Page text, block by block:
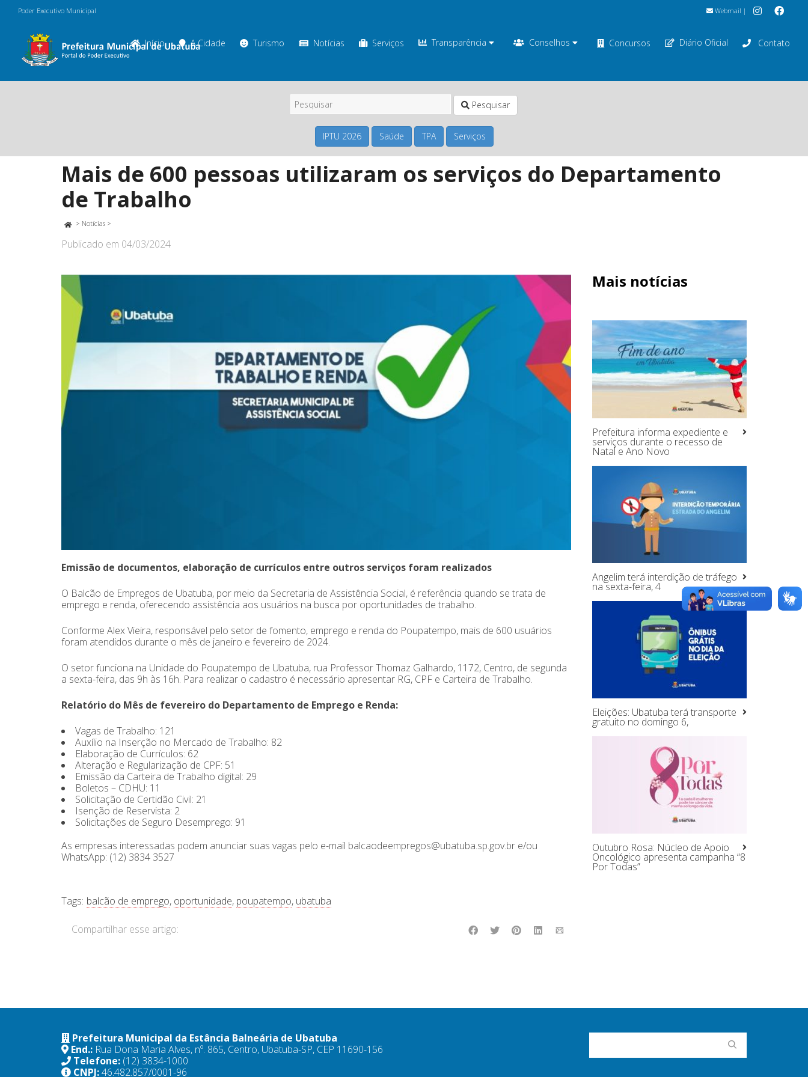
Poder Executivo Municipal Webmail |
Início A Cidade Turismo Notícias Serviços Transparência Conselhos Concursos Diário Oficial Contato
Pesquisar
IPTU 2026 Saúde TPA Serviços
Mais de 600 pessoas utilizaram os serviços do Departamento
de Trabalho
> Notícias >
Publicado em 04/03/2024
Emissão de documentos, elaboração de currículos entre outros serviços foram realizados
O Balcão de Empregos de Ubatuba, por meio da Secretaria de Assistência Social, é referência quando se trata de
emprego e renda, oferecendo assistência aos usuários na busca por oportunidades de trabalho.
Conforme Alex Vieira, responsável pelo setor de fomento, emprego e renda do Poupatempo, mais de 600 usuários
foram atendidos durante o mês de janeiro e fevereiro de 2024.
O setor funciona na Unidade do Poupatempo de Ubatuba, rua Professor Thomaz Galhardo, 1172, Centro, de segunda
a sexta-feira, das 9h às 16h. Para realizar o cadastro é necessário apresentar RG, CPF e Carteira de Trabalho.
Relatório do Mês de fevereiro do Departamento de Emprego e Renda:
Vagas de Trabalho: 121
Auxílio na Inserção no Mercado de Trabalho: 82
Elaboração de Currículos: 62
Alteração e Regularização de CPF: 51
Emissão da Carteira de Trabalho digital: 29
Boletos – CDHU: 11
Solicitação de Certidão Civil: 21
Isenção de Reservista: 2
Solicitações de Seguro Desemprego: 91
As empresas interessadas podem anunciar suas vagas pelo e-mail balcaodeempregos@ubatuba.sp.gov.br e/ou
WhatsApp: (12) 3834 3527
Tags: balcão de emprego, oportunidade, poupatempo, ubatuba
Compartilhar esse artigo:
Mais notícias
Prefeitura informa expediente e
serviços durante o recesso de
Natal e Ano Novo
Angelim terá interdição de tráfego
na sexta-feira, 4
Eleições: Ubatuba terá transporte
gratuito no domingo 6,
Outubro Rosa: Núcleo de Apoio
Oncológico apresenta campanha “8
Por Todas”
Prefeitura Municipal da Estância Balneária de Ubatuba
End.: Rua Dona Maria Alves, nº. 865, Centro, Ubatuba-SP, CEP 11690-156
Telefone: (12) 3834-1000
CNPJ:46.482.857/0001-96